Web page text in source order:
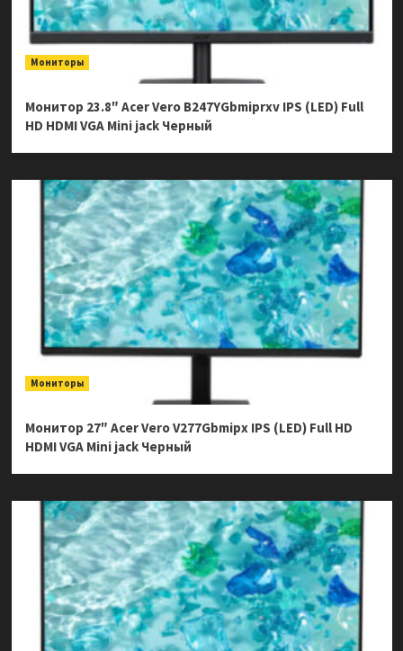
Мониторы
Монитор 23.8″ Acer Vero B247YGbmiprxv IPS (LED) Full
HD HDMI VGA Mini jack Черный
Мониторы
Монитор 27″ Acer Vero V277Gbmipx IPS (LED) Full HD
HDMI VGA Mini jack Черный